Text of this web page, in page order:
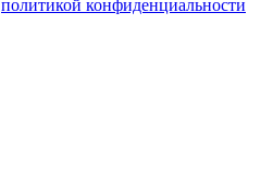
политикой конфиденциальности